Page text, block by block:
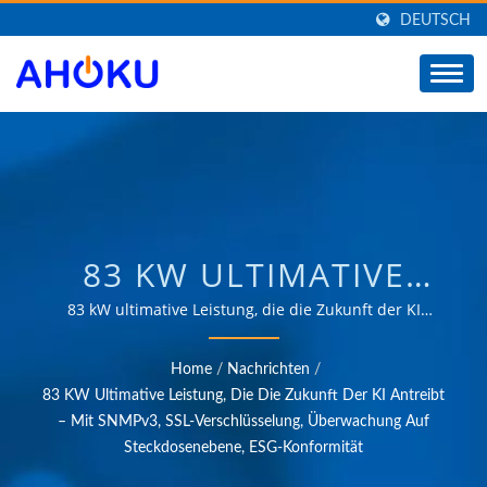
DEUTSCH
83 KW ULTIMATIVE
LEISTUNG, DIE
ZUKUNFT DER KI
GESTALTEN – MIT
SNMPV3, SSL-
83 kW ultimative Leistung, die die Zukunft der KI
antreibt – mit SNMPv3, SSL-Verschlüsselung,
Überwachung auf Steckdosenebene, ESG-Konformität |
Über 35 Jahre vertrauenswürdige OEM- & ODM-
Erfahrung in der Bereitstellung von Produkten, die den
Anforderungen von Energieverwaltungsanwendungen
Home / Nachrichten /
83 KW Ultimative Leistung, Die Die Zukunft Der KI Antreibt
– Mit SNMPv3, SSL-Verschlüsselung, Überwachung Auf
Steckdosenebene, ESG-Konformität